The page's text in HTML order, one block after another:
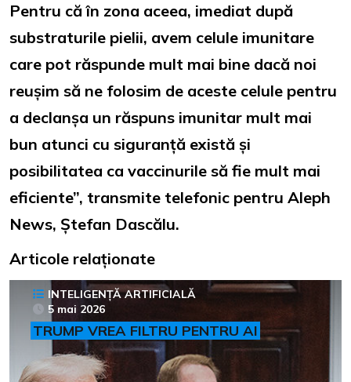
Pentru că în zona aceea, imediat după
substraturile pielii, avem celule imunitare
care pot răspunde mult mai bine dacă noi
reușim să ne folosim de aceste celule pentru
a declanșa un răspuns imunitar mult mai
bun atunci cu siguranță există și
posibilitatea ca vaccinurile să fie mult mai
eficiente”, transmite telefonic pentru Aleph
News, Ștefan Dascălu.
Articole relaționate
INTELIGENȚĂ ARTIFICIALĂ
5 mai 2026
TRUMP VREA FILTRU PENTRU AI